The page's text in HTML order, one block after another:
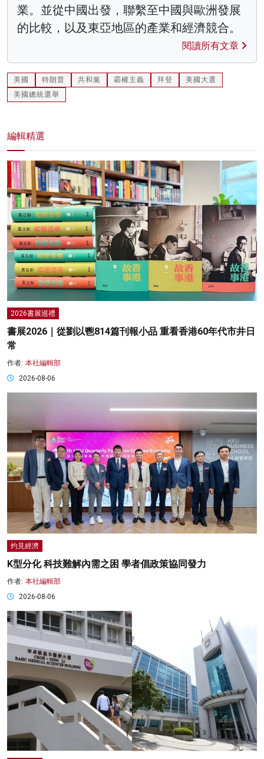
業。並從中國出發，聯繫至中國與歐洲發展
的比較，以及東亞地區的產業和經濟競合。
閱讀所有文章
美國 特朗普 共和黨 霸權主義 拜登
美國大選
美國總統選舉
編輯精選
2026書展巡禮
書展2026｜從劉以鬯814篇刊報小品 重看香港60年代市井日
常
作者: 本社編輯部
2026-08-06
灼見經濟
K型分化 科技難解內需之困 學者倡政策協同發力
作者: 本社編輯部
2026-08-06